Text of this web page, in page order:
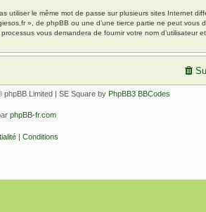
le même mot de passe sur plusieurs sites Internet
», de phpBB ou une d’une tierce partie ne peut vous
vous demandera de fournir votre nom d’utilisateur
Limited | SE Square by PhpBB3 BBCodes
phpBB-fr.com
| Conditions